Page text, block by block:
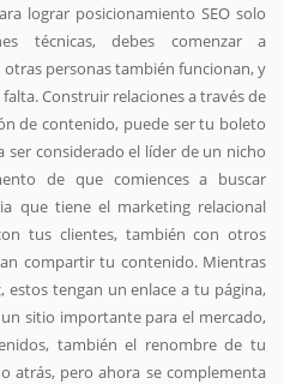
lograr posicionamiento SEO solo
técnicas, debes comenzar a
personas también funcionan, y
Construir relaciones a través de
de contenido, puede ser tu boleto
ser considerado el líder de un nicho
de que comiences a buscar
que tiene el marketing relacional
tus clientes, también con otros
compartir tu contenido. Mientras
estos tengan un enlace a tu página,
sitio importante para el mercado,
también el renombre de tu
atrás, pero ahora se complementa